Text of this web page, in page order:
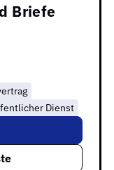
Briefe
Dienst